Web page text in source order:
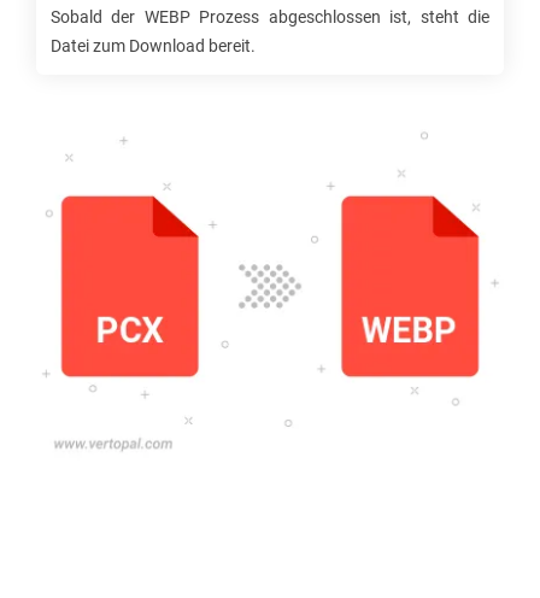
Sobald der WEBPProzess abgeschlossen ist, steht die
Datei zum Download bereit.